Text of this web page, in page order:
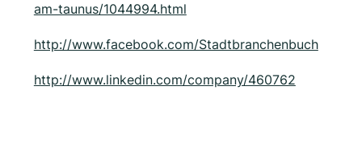
am-taunus/1044994.html
http://www.facebook.com/Stadtbranchenbuch
http://www.linkedin.com/company/460762